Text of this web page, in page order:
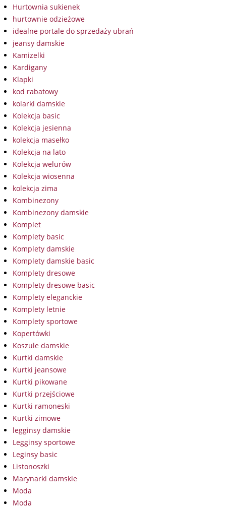
Hurtownia sukienek
hurtownie odzieżowe
idealne portale do sprzedaży ubrań
jeansy damskie
Kamizelki
Kardigany
Klapki
kod rabatowy
kolarki damskie
Kolekcja basic
Kolekcja jesienna
kolekcja masełko
Kolekcja na lato
Kolekcja welurów
Kolekcja wiosenna
kolekcja zima
Kombinezony
Kombinezony damskie
Komplet
Komplety basic
Komplety damskie
Komplety damskie basic
Komplety dresowe
Komplety dresowe basic
Komplety eleganckie
Komplety letnie
Komplety sportowe
Kopertówki
Koszule damskie
Kurtki damskie
Kurtki jeansowe
Kurtki pikowane
Kurtki przejściowe
Kurtki ramoneski
Kurtki zimowe
legginsy damskie
Legginsy sportowe
Leginsy basic
Listonoszki
Marynarki damskie
Moda
Moda